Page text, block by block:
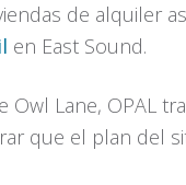
de alquiler
en East Sound.
Lane, OPAL
que el plan del